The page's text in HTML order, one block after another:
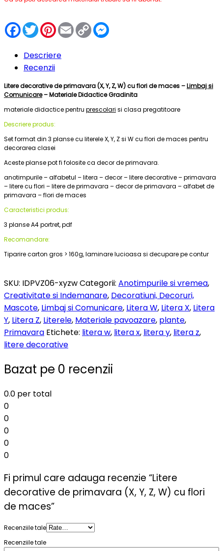
Facebook
TwitterPinterest
EmailCopy
Link
Descriere
Recenzii
Litere decorative de primavara (X, Y, Z, W) cu flori de maces –Limbaj si
Comunicare– Materiale Didactice Gradinita
materiale didactice pentru prescolari si clasa pregatitoare
Descriere produs:
Set format din 3 planse cu literele X, Y, Z si W cu flori de maces pentru
decorarea clasei
Aceste planse pot fi folosite ca decor de primavara.
anotimpurile – alfabetul – litera – decor – litere decorative – primavara
– litere cu flori – litere de primavara – decor de primavara – alfabet de
primavara – flori de maces
Caracteristici produs:
3 planse A4 portret, pdf
Recomandare:
Tiparire carton gros > 160g, laminare lucioasa si decupare pe contur
SKU: IDPVZ06-xyzwCategorii: Anotimpurile si vremea,
Creativitate si Indemanare, Decoratiuni, Decoruri,
Mascote, Limbaj si Comunicare, Litera W, Litera X, Litera
Y, Litera Z, Literele, Materiale pavoazare, plante,
Primavara Etichete: litera w, litera x, litera y, litera z,
litere decorative
Bazat pe 0 recenzii
0.0 per total
0
0
0
0
0
Fi primul care adauga recenzie “Litere
decorative de primavara (X, Y, Z, W) cu flori
de maces”
Recenziile tale
Recenziile tale